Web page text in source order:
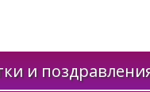
в подарок
и